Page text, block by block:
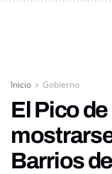
Inicio Gobierno
El Pico
Barrios